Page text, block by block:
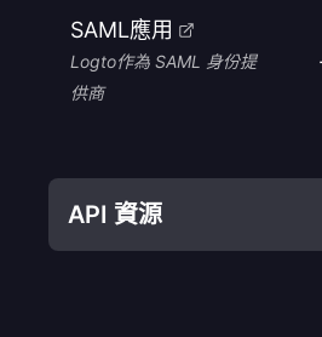
SAML應用
Logto作為 SAML 身份提
供商
API 資源